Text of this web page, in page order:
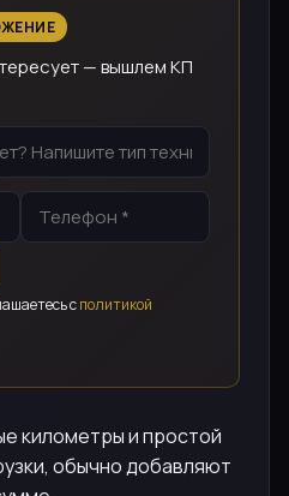
— вышлем КП
сполитикой
километры и простой
обычно добавляют